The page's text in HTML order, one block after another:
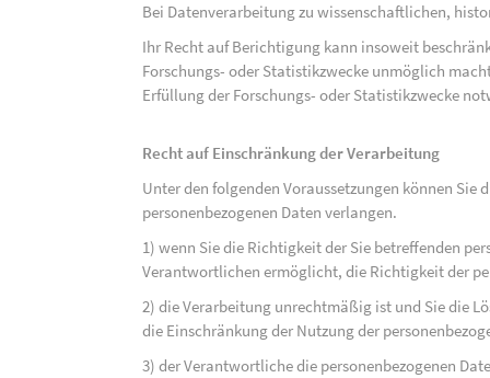
Bei Datenverarbeitung zu wissenschaftlichen,
Ihr Recht auf Berichtigung kann insoweit
Forschungs- oder Statistikzwecke unmöglich
Erfüllung der Forschungs- oder Statistikzwecke
Recht auf Einschränkung der Verarbeitung
Unter den folgenden Voraussetzungen können
personenbezogenen Daten verlangen.
1) wenn Sie die Richtigkeit der Sie betreffenden
Verantwortlichen ermöglicht, die Richtigkeit der
2) die Verarbeitung unrechtmäßig ist und Sie die
die Einschränkung der Nutzung der
3) der Verantwortliche die personenbezogenen